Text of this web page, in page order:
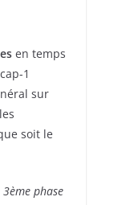
en temps
1
sur
soit le
phase